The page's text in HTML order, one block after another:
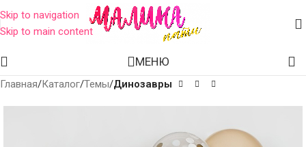
Skip to navigation
Skip to main content
МЕНЮ
Главная Каталог Темы Динозавры